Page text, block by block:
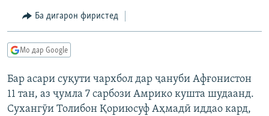
феҳристи
Ҷаҳиш
ҷустор
ҶОМЕА
ОСИЁИ МАРКАЗӢ
ФАРҲАНГ
МЕҲМОНИ ОЗОДӢ
САЛОМ, ХОҲАР
ҶАНГ ДАР УКРАИНА
НАЗАРИ МАРДУМ
БЛОГИСТОН
ЧАНДРАСОНАӢ
Ба дигарон фиристед
Мо дар Google
Бар асари суқути чархбол дар ҷануби Афғонистон
11 тан, аз ҷумла 7 сарбози Амрико кушта шудаанд.
Сухангӯи Толибон Қориюсуф Аҳмадӣ иддао кард,